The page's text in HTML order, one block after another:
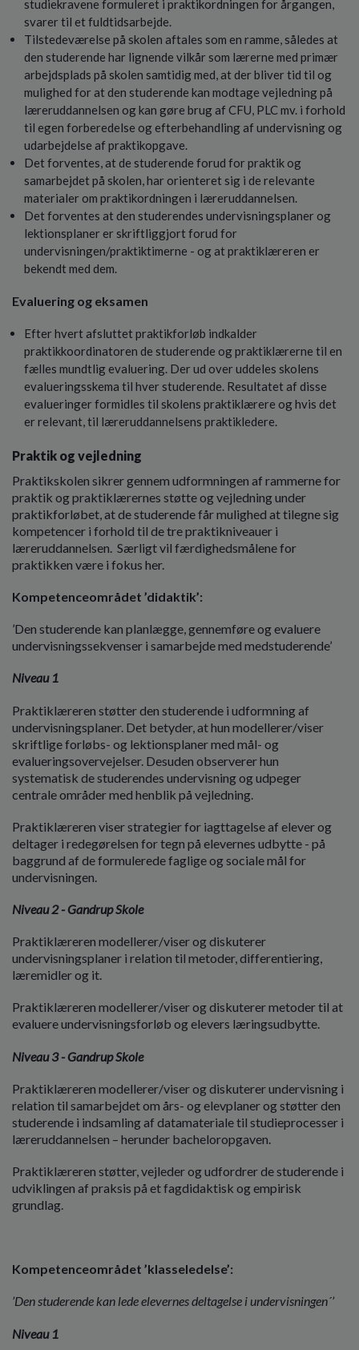
studiekravene formuleret i praktikordningen for årgangen,
svarer til et fuldtidsarbejde.
Tilstedeværelse på skolen aftales som en ramme, således at
den studerende har lignende vilkår som lærerne med primær
arbejdsplads på skolen samtidig med, at der bliver tid til og
mulighed for at den studerende kan modtage vejledning på
læreruddannelsen og kan gøre brug af CFU, PLC mv. i forhold
til egen forberedelse og efterbehandling af undervisning og
udarbejdelse af praktikopgave.
Det forventes, at de studerende forud for praktik og
samarbejdet på skolen, har orienteret sig i de relevante
materialer om praktikordningen i læreruddannelsen.
Det forventes at den studerendes undervisningsplaner og
lektionsplaner er skriftliggjort forud for
undervisningen/praktiktimerne - og at praktiklæreren er
bekendt med dem.
Evaluering og eksamen
Efter hvert afsluttet praktikforløb indkalder
praktikkoordinatoren de studerende og praktiklærerne til en
fælles mundtlig evaluering. Der ud over uddeles skolens
evalueringsskema til hver studerende. Resultatet af disse
evalueringer formidles til skolens praktiklærere og hvis det
er relevant, til læreruddannelsens praktikledere.
Praktik og vejledning
Praktikskolen sikrer gennem udformningen af rammerne for
praktik og praktiklærernes støtte og vejledning under
praktikforløbet, at de studerende får mulighed at tilegne sig
kompetencer i forhold til de tre praktikniveauer i
læreruddannelsen. Særligt vil færdighedsmålene for
praktikken være i fokus her.
Kompetenceområdet ’didaktik’:
’Den studerende kan planlægge, gennemføre og evaluere
undervisningssekvenser i samarbejde med medstuderende’
Niveau 1
Praktiklæreren støtter den studerende i udformning af
undervisningsplaner. Det betyder, at hun modellerer/viser
skriftlige forløbs- og lektionsplaner med mål- og
evalueringsovervejelser. Desuden observerer hun
systematisk de studerendes undervisning og udpeger
centrale områder med henblik på vejledning.
Praktiklæreren viser strategier for iagttagelse af elever og
deltager i redegørelsen for tegn på elevernes udbytte - på
baggrund af de formulerede faglige og sociale mål for
undervisningen.
Niveau 2 - Gandrup Skole
Praktiklæreren modellerer/viser og diskuterer
undervisningsplaner i relation til metoder, differentiering,
læremidler og it.
Praktiklæreren modellerer/viser og diskuterer metoder til at
evaluere undervisningsforløb og elevers læringsudbytte.
Niveau 3 - Gandrup Skole
Praktiklæreren modellerer/viser og diskuterer undervisning i
relation til samarbejdet om års- og elevplaner og støtter den
studerende i indsamling af datamateriale til studieprocesser i
læreruddannelsen – herunder bacheloropgaven.
Praktiklæreren støtter, vejleder og udfordrer de studerende i
udviklingen af praksis på et fagdidaktisk og empirisk
grundlag.
Kompetenceområdet ’klasseledelse’:
’Den studerende kan lede elevernes deltagelse i undervisningen´’
Niveau 1